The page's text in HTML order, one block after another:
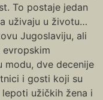
To postaje jedan
uživaju u životu…
Jugoslaviju, ali
evropskim
modu, dve decenije
i gosti koji su
užičkih žena i